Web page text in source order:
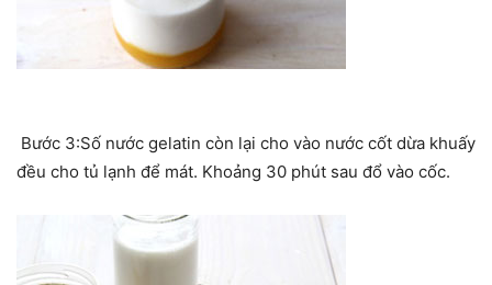
Bước 3:Số nước gelatin còn lại cho vào nước cốt dừa khuấy
đều cho tủ lạnh để mát. Khoảng 30 phút sau đổ vào cốc.